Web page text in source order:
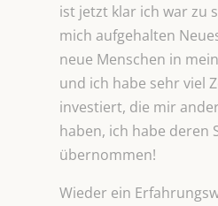
ist jetzt klar ich war zu
mich aufgehalten
neue Menschen in
und ich habe sehr viel
investiert, die mir
haben, ich habe deren
übernommen!
Wieder ein